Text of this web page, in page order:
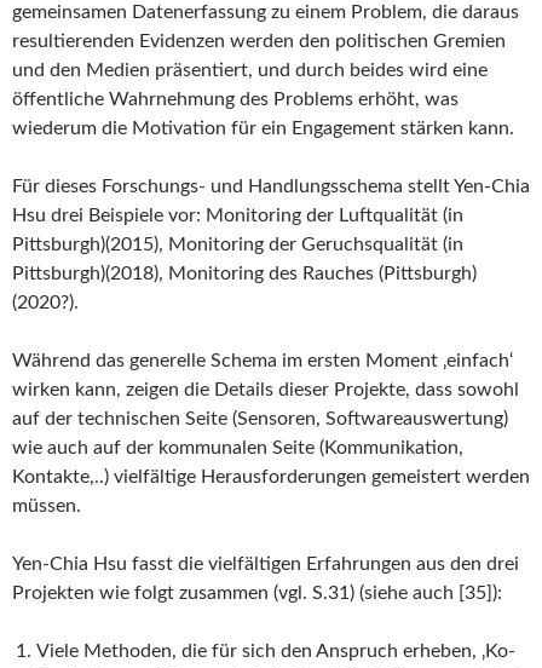
gemeinsamen Datenerfassung zu einem Problem, die daraus
resultierenden Evidenzen werden den politischen Gremien
und den Medien präsentiert, und durch beides wird eine
öffentliche Wahrnehmung des Problems erhöht, was
wiederum die Motivation für ein Engagement stärken kann.
Für dieses Forschungs- und Handlungsschema stellt Yen-Chia
Hsu drei Beispiele vor: Monitoring der Luftqualität (in
Pittsburgh)(2015), Monitoring der Geruchsqualität (in
Pittsburgh)(2018), Monitoring des Rauches (Pittsburgh)
(2020?).
Während das generelle Schema im ersten Moment ‚einfach‘
wirken kann, zeigen die Details dieser Projekte, dass sowohl
auf der technischen Seite (Sensoren, Softwareauswertung)
wie auch auf der kommunalen Seite (Kommunikation,
Kontakte,..) vielfältige Herausforderungen gemeistert werden
müssen.
Yen-Chia Hsu fasst die vielfältigen Erfahrungen aus den drei
Projekten wie folgt zusammen (vgl. S.31) (siehe auch [35]):
Viele Methoden, die für sich den Anspruch erheben, ‚Ko-